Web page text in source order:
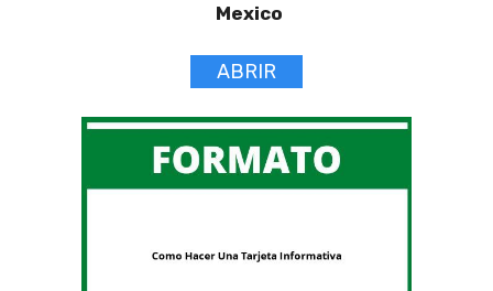
Mexico
ABRIR